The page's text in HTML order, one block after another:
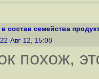
состав семейства
Авг-12, 15:08
похож,